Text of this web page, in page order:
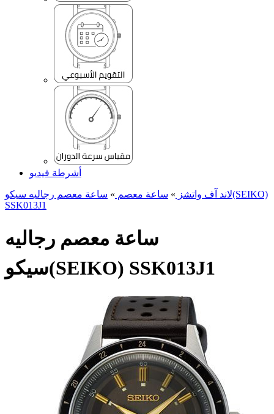
أشرطة فيديو
لاند آف واتشز » ساعة معصم » ساعة معصم رجالیه سیکو(SEIKO)
SSK013J1
ساعة معصم رجالیه
سیکو(SEIKO) SSK013J1